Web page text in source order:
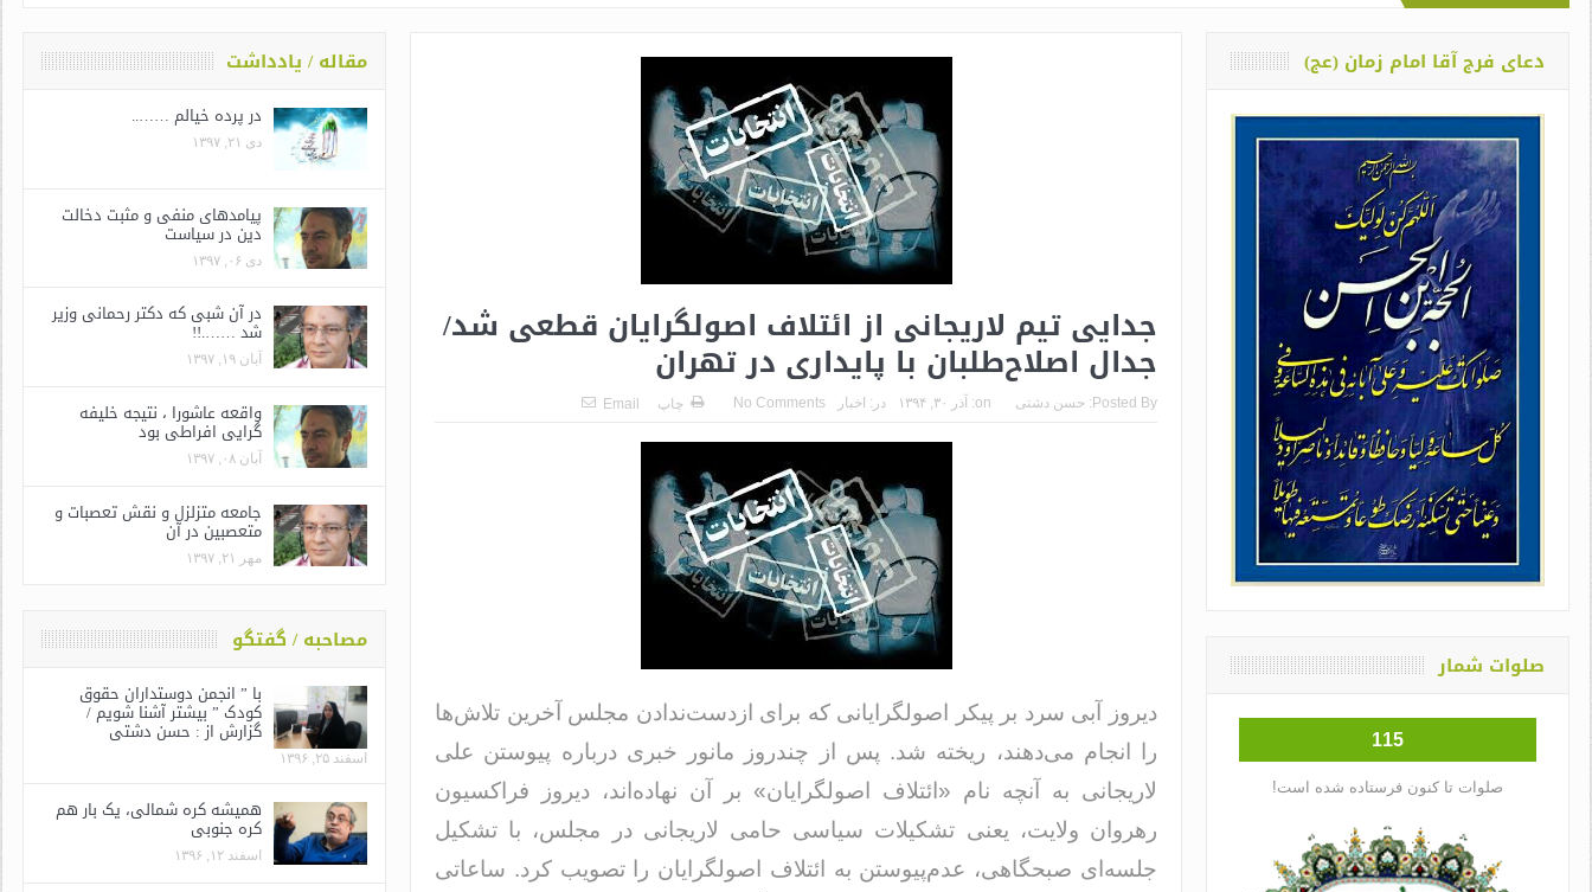
جدایی تیم لاریجانی از ائتلاف اصولگرایان قطعی شد/
جدال اصلاح‌طلبان با پایداری در تهران
Posted By: حسن دشتی on: آذر ۳۰, ۱۳۹۴ در: اخبار No Comments چاپ Email
دیروز آبی سرد بر پیکر اصولگرایانی که برای ازدست‌ندادن مجلس آخرین تلاش‌ها
را انجام می‌دهند، ریخته شد. پس از چندروز مانور خبری درباره پیوستن علی
لاریجانی به آنچه نام «ائتلاف اصولگرایان» بر آن نهاده‌اند، دیروز فراکسیون
رهروان ولایت، یعنی تشکیلات سیاسی حامی لاریجانی در مجلس، با تشکیل
جلسه‌ای صبحگاهی، عدم‌پیوستن به ائتلاف اصولگرایان را تصویب کرد. ساعاتی
مقاله / یادداشت
در پرده خیالم ……..
دی ۲۱, ۱۳۹۷
پیامدهای منفی و مثبت دخالت
دین در سیاست
دی ۰۶, ۱۳۹۷
در آن شبی که دکتر رحمانی وزیر
شد …….!!
آبان ۱۹, ۱۳۹۷
واقعه عاشورا ، نتیجه خلیفه
گرایی افراطی بود
آبان ۰۸, ۱۳۹۷
جامعه متزلزل و نقش تعصبات و
متعصبین در آن
مهر ۲۱, ۱۳۹۷
مصاحبه / گفتگو
با ” انجمن دوستداران حقوق
کودک ” بیشتر آشنا شویم /
گزارش از : حسن دشتی
اسفند ۲۵, ۱۳۹۶
همیشه کره شمالی، یک بار هم
کره جنوبی
اسفند ۱۲, ۱۳۹۶
دعای فرج آقا امام زمان (عج)
صلوات شمار
115
صلوات تا کنون فرستاده شده است!